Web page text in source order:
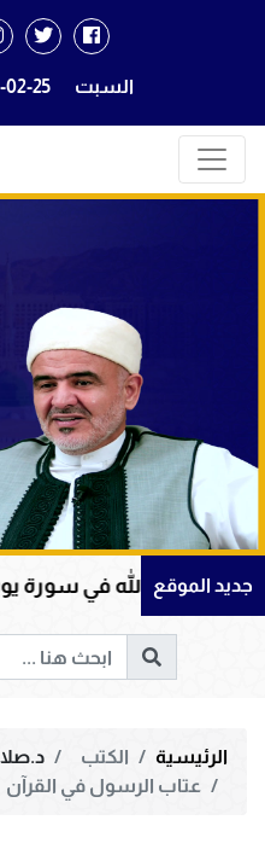
السبت 02-25
جديد الموقع
الله في سورة يوسف
الرئيسية الكتب
عتاب الرسول في القرآن